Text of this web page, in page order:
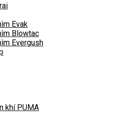
Evak
Blowtac
Evergush
khí PUMA